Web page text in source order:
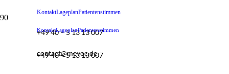
KontaktLageplanPatientenstimmen
+49 40 – 5 13 13 007
contact@mevoc.de
KontaktLageplanPatientenstimmen
+49 40 – 5 13 13 007